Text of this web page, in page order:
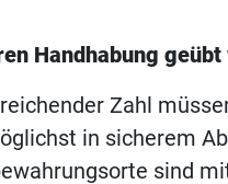
Handhabung
Zahl
in sicherem
sind